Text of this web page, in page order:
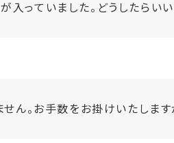
入っていました。どうしたらいい
ん。お手数をお掛けいたしま